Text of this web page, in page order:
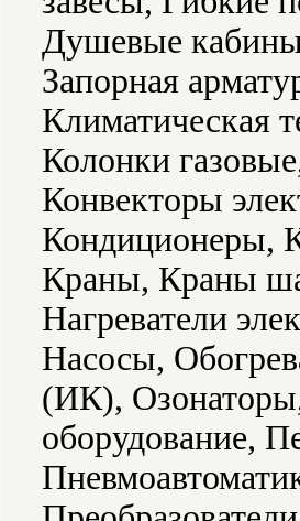
Душевые
Запорная
Климатическая
Колонки
Конвекторы
Кондиционеры,
Краны, Краны
Нагреватели
Насосы,
(ИК),
оборудование,